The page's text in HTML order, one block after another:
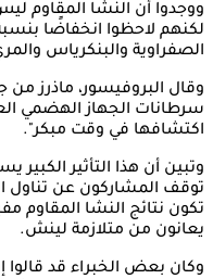
ووجدوا أن النشا المقاوم
الصفراوية والبنكرياس
وقال البروفيسور، ماذرز
سرطانات الجهاز الهضمي
اكتشافها في وقت مبكر".
وتبين أن هذا التأثير
توقف المشاركون عن تناول
تكون نتائج النشا المقاوم
يعانون من متلازمة لينش.
وكان بعض الخبراء قد قالوا